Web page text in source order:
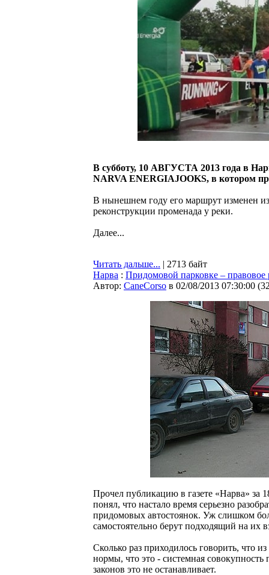
В субботу, 10 АВГУСТА 2013 года в
NARVA ENERGIAJOOKS, в котором
В нынешнем году его маршрут изменен
реконструкции променада у реки.
Далее...
Читать дальше... | 2713 байт
Нарва : Придомовой парковке – правовое
Автор: CaneCorso в 02/08/2013 07:30:00 (
Прочел публикацию в газете «Нарва»
понял, что настало время серьезно
придомовых автостоянок. Уж слишком
самостоятельно берут подходящий на их
Сколько раз приходилось говорить, что
нормы, что это - системная
законов это не останавливает.